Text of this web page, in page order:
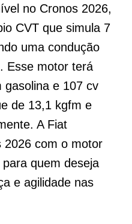
no Cronos 2026,
CVT que simula 7
uma condução
Esse motor terá
gasolina e 107 cv
de 13,1 kgfm e
A Fiat
2026 com o motor
quem deseja
e agilidade nas